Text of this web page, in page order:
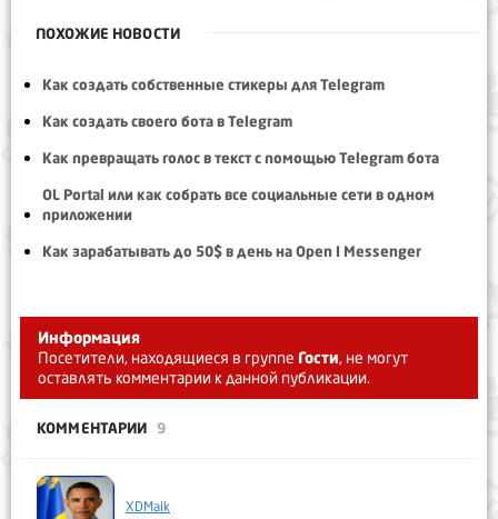
ПОХОЖИЕ НОВОСТИ
Как создать собственные стикеры для Telegram
Как создать своего бота в Telegram
Как превращать голос в текст с помощью Telegram бота
OL Portal или как собрать все социальные сети в одном
приложении
Как зарабатывать до 50$ в день на Open I Messenger
Информация
Посетители, находящиеся в группе Гости, не могут
оставлять комментарии к данной публикации.
КОММЕНТАРИИ 9
XDMaik